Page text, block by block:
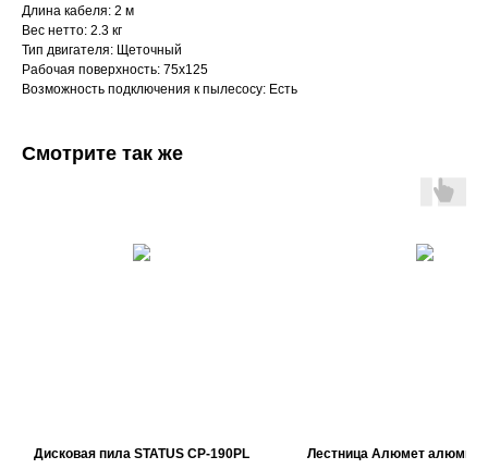
Длина кабеля: 2 м
Вес нетто: 2.3 кг
Тип двигателя: Щеточный
Рабочая поверхность: 75х125
Возможность подключения к пылесосу: Есть
Смотрите так же
Дисковая пила STATUS CP-190PL Лестница Алюмет